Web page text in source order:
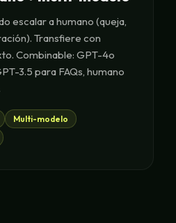
escalar a humano (queja,
Transfiere con
Combinable: GPT-4o
3.5 para FAQs, humano
Multi-modelo